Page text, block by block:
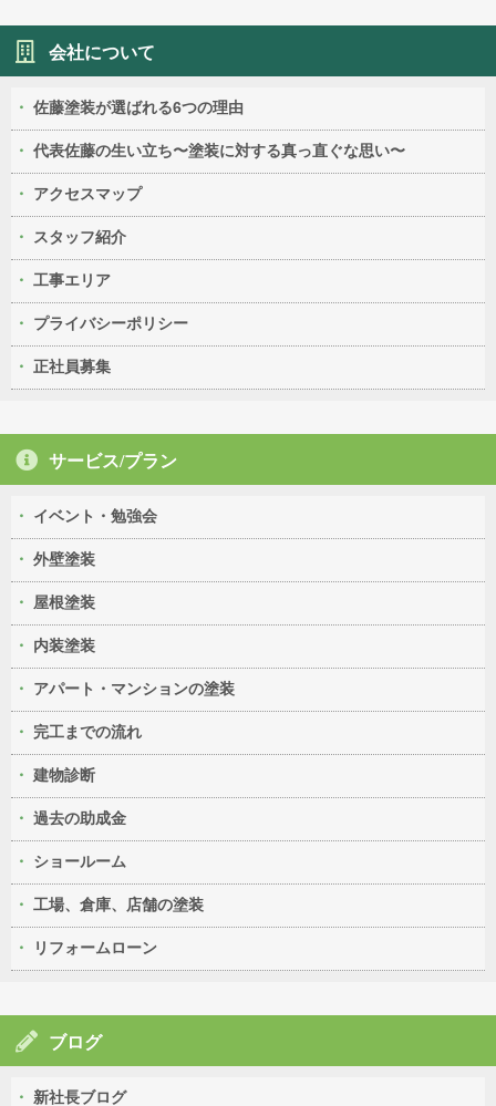
会社について
佐藤塗装が選ばれる6つの理由
代表佐藤の生い立ち〜塗装に対する真っ直ぐな思い〜
アクセスマップ
スタッフ紹介
工事エリア
プライバシーポリシー
正社員募集
サービス/プラン
イベント・勉強会
外壁塗装
屋根塗装
内装塗装
アパート・マンションの塗装
完工までの流れ
建物診断
過去の助成金
ショールーム
工場、倉庫、店舗の塗装
リフォームローン
ブログ
新社長ブログ